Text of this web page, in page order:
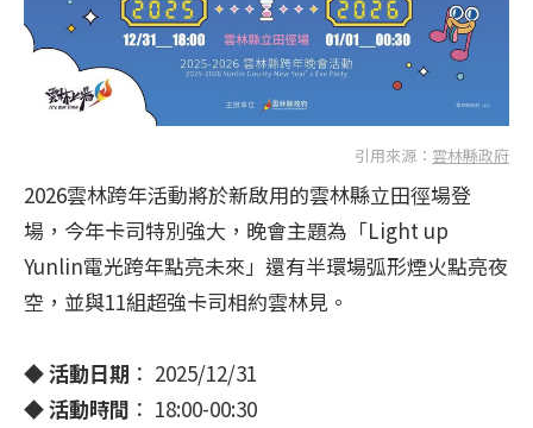
引用來源： 雲林縣政府
2026雲林跨年活動將於新啟用的雲林縣立田徑場登
場，今年卡司特別強大，晚會主題為「Light up
Yunlin電光跨年點亮未來」還有半環場弧形煙火點亮夜
空，並與11組超強卡司相約雲林見。
◆ 活動日期 ： 2025/12/31
◆ 活動時間 ： 18:00-00:30